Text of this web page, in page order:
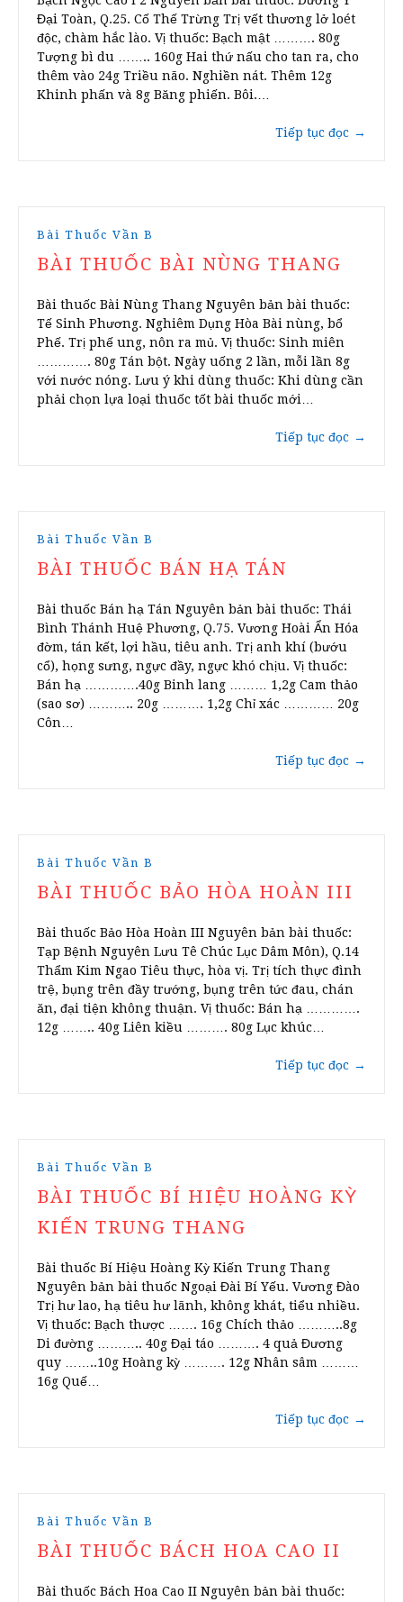
Đại Toàn, Q.25. Cố Thế Trừng Trị vết thương lở loét
độc, chàm hắc lào. Vị thuốc: Bạch mật ………. 80g
Tượng bì du …….. 160g Hai thứ nấu cho tan ra, cho
thêm vào 24g Triều não. Nghiền nát. Thêm 12g
Khinh phấn và 8g Băng phiến. Bôi.…
Tiếp tục đọc →
Bài Thuốc Vần B
BÀI THUỐC BÀI NÙNG THANG
Bài thuốc Bài Nùng Thang Nguyên bản bài thuốc:
Tế Sinh Phương. Nghiêm Dụng Hòa Bài nùng, bổ
Phế. Trị phế ung, nôn ra mủ. Vị thuốc: Sinh miên
…………. 80g Tán bột. Ngày uống 2 lần, mỗi lần 8g
với nước nóng. Lưu ý khi dùng thuốc: Khi dùng cần
phải chọn lựa loại thuốc tốt bài thuốc mới…
Tiếp tục đọc →
Bài Thuốc Vần B
BÀI THUỐC BÁN HẠ TÁN
Bài thuốc Bán hạ Tán Nguyên bản bài thuốc: Thái
Bình Thánh Huệ Phương, Q.75. Vương Hoài Ẩn Hóa
đờm, tán kết, lợi hầu, tiêu anh. Trị anh khí (bướu
cổ), họng sưng, ngực đầy, ngực khó chịu. Vị thuốc:
Bán hạ ………….40g Binh lang ……… 1,2g Cam thảo
(sao sơ) ……….. 20g ………. 1,2g Chỉ xác ………… 20g
Côn…
Tiếp tục đọc →
Bài Thuốc Vần B
BÀI THUỐC BẢO HÒA HOÀN III
Bài thuốc Bảo Hòa Hoàn III Nguyên bản bài thuốc:
Tạp Bệnh Nguyên Lưu Tê Chúc Lục Dâm Môn), Q.14
Thẩm Kim Ngao Tiêu thực, hòa vị. Trị tích thực đình
trệ, bụng trên đầy trướng, bụng trên tức đau, chán
ăn, đại tiện không thuận. Vị thuốc: Bán hạ ………….
12g …….. 40g Liên kiều ………. 80g Lục khúc…
Tiếp tục đọc →
Bài Thuốc Vần B
BÀI THUỐC BÍ HIỆU HOÀNG KỲ
KIẾN TRUNG THANG
Bài thuốc Bí Hiệu Hoàng Kỳ Kiến Trung Thang
Nguyên bản bài thuốc Ngoại Đài Bí Yếu. Vương Đào
Trị hư lao, hạ tiêu hư lãnh, không khát, tiểu nhiều.
Vị thuốc: Bạch thược ……. 16g Chích thảo ………..8g
Di đường ……….. 40g Đại táo ………. 4 quả Đương
quy ……..10g Hoàng kỳ ………. 12g Nhân sâm ………
16g Quế…
Tiếp tục đọc →
Bài Thuốc Vần B
BÀI THUỐC BÁCH HOA CAO II
Bài thuốc Bách Hoa Cao II Nguyên bản bài thuốc: